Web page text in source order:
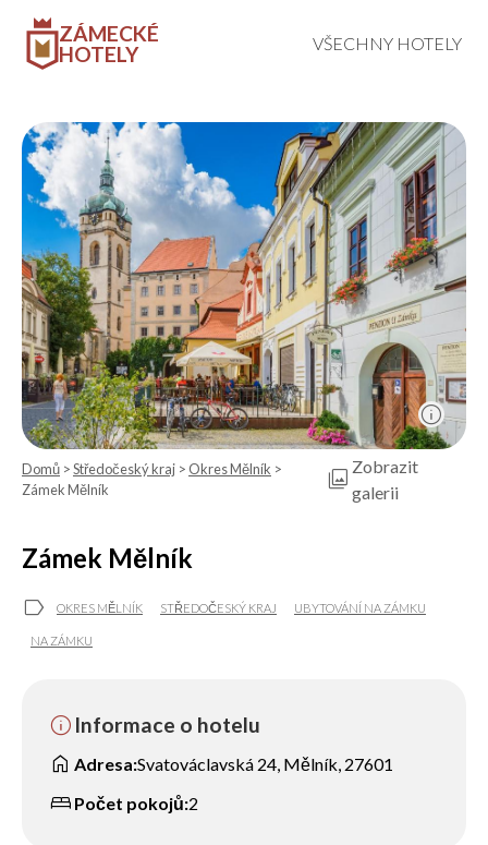
ZÁMECKÉ
HOTELY
VŠECHNY HOTELY
info
Domů >Středočeský kraj > Okres Mělník >
Zámek Mělník
photo_library Zobrazit
galerii
Zámek Mělník
label OKRES MĚLNÍK STŘEDOČESKÝ KRAJ UBYTOVÁNÍ NA ZÁMKU
NA ZÁMKU
info Informace o hotelu
home Adresa:Svatováclavská 24, Mělník, 27601
bed Počet pokojů:2